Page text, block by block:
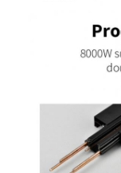
Σημείο
Πύργος
Κουτί
Υδραυλική